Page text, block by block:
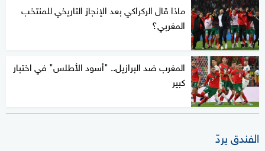
ماذا قال الركراكي بعد الإنجاز التاريخي للمنتخب
المغربي؟
المغرب ضد البرازيل.. "أسود الأطلس" في اختبار
كبير
الفندق يردّ